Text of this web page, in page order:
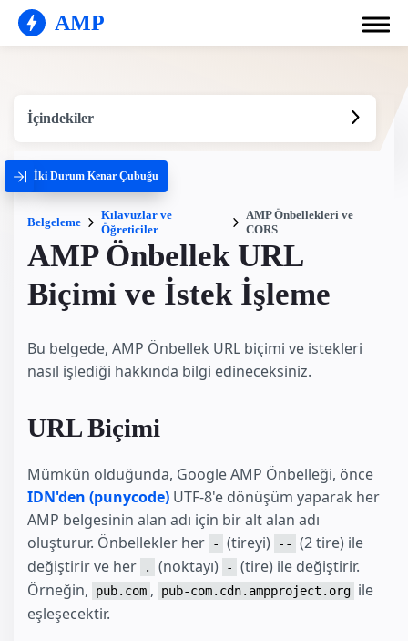
AMP
İçindekiler
İki Durum Kenar Çubuğu
Belgeleme
Kılavuzlar ve
Öğreticiler
AMP Önbellekleri ve
CORS
AMP Önbellek URL
Biçimi ve İstek İşleme
Bu belgede, AMP Önbellek URL biçimi ve istekleri
nasıl işlediği hakkında bilgi edineceksiniz.
URL Biçimi
Mümkün olduğunda, Google AMP Önbelleği, önce
IDN'den (punycode) UTF-8'e dönüşüm yaparak her
AMP belgesinin alan adı için bir alt alan adı
oluşturur. Önbellekler her
- (tireyi) --
(2 tire) ile
değiştirir ve her
. (noktayı) -
(tire) ile değiştirir.
Örneğin,
pub.com , pub-com.cdn.ampproject.org ile
eşleşecektir.